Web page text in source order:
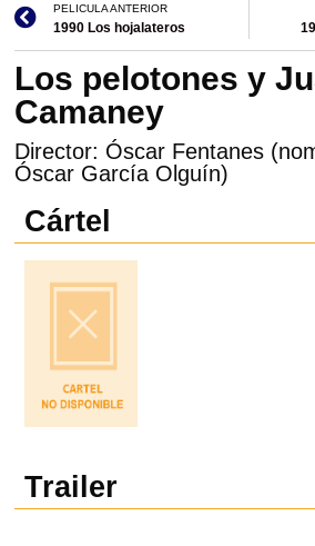
PELICULA ANTERIOR
1990 Los hojalateros
Los pelotones y
Camaney
Director: Óscar Fentanes
Óscar García Olguín)
Cártel
Trailer